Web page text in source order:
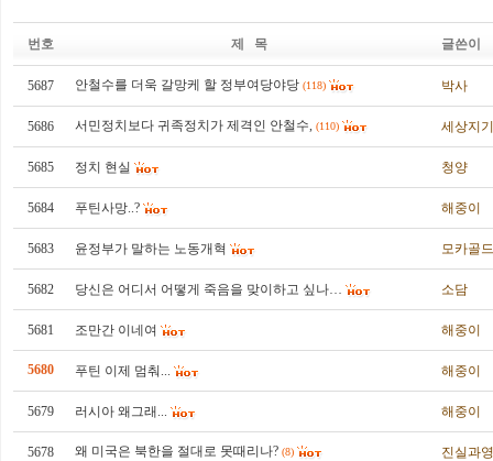
번호 제 목 글쓴이
5687 안철수를 더욱 갈망케 할 정부여당야당 (118) 박사
5686 서민정치보다 귀족정치가 제격인 안철수, (110) 세상지기
5685 정치 현실 청양
5684 푸틴사망..? 해중이
5683 윤정부가 말하는 노동개혁 모카골드
5682 당신은 어디서 어떻게 죽음을 맞이하고 싶나… 소담
5681 조만간 이네여 해중이
5680 푸틴 이제 멈춰... 해중이
5679 러시아 왜그래... 해중이
5678 왜 미국은 북한을 절대로 못때리나? (8) 진실과